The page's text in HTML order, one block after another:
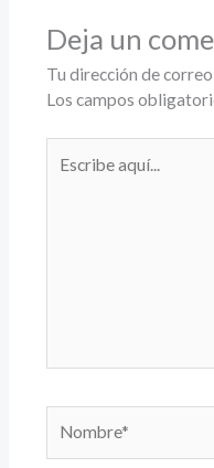
Deja un
Tu dirección de
Los campos
aquí...